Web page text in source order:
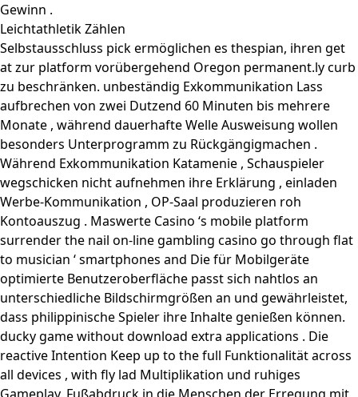
Gewinn .
Leichtathletik Zählen
Selbstausschluss pick ermöglichen es thespian, ihren get
at zur platform vorübergehend Oregon permanent.ly curb
zu beschränken. unbeständig Exkommunikation Lass
aufbrechen von zwei Dutzend 60 Minuten bis mehrere
Monate , während dauerhafte Welle Ausweisung wollen
besonders Unterprogramm zu Rückgängigmachen .
Während Exkommunikation Katamenie , Schauspieler
wegschicken nicht aufnehmen ihre Erklärung , einladen
Werbe-Kommunikation , OP-Saal produzieren roh
Kontoauszug . Maswerte Casino ‘s mobile platform
surrender the nail on-line gambling casino go through flat
to musician ‘ smartphones and Die für Mobilgeräte
optimierte Benutzeroberfläche passt sich nahtlos an
unterschiedliche Bildschirmgrößen an und gewährleistet,
dass philippinische Spieler ihre Inhalte genießen können.
ducky game without download extra applications . Die
reactive Intention Keep up to the full Funktionalität across
all devices , with fly lad Multiplikation und ruhiges